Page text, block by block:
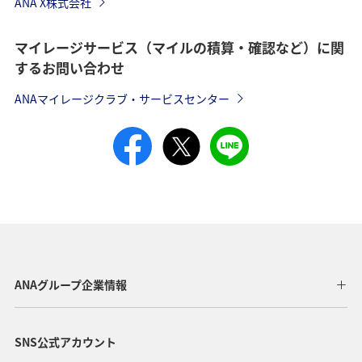
マイレージサービス（マイルの積算・確認など）に関
するお問い合わせ
ANAマイレージクラブ・サービスセンター
ANAグループ企業情報
SNS公式アカウント